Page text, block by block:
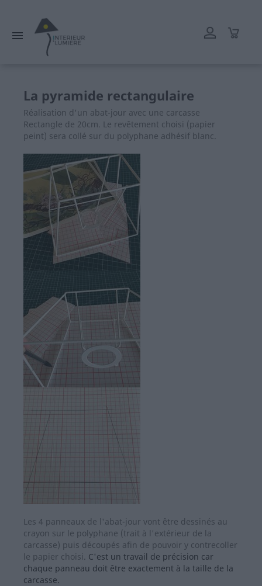
L'atelier reste ouvert tout l'été mais les délais de livraison

La pyramide rectangulaire
Réalisation d'un abat-jour avec une carcasse
Rectangle de 20cm. Le revêtement choisi (papier
peint) sera collé sur du polyphane adhésif blanc.
Les 4 panneaux de l'abat-jour vont être dessinés au
crayon sur le polyphane (trait à l'extérieur de la
carcasse) puis découpés afin de pouvoir y contrecoller
le papier choisi. C'est un travail de précision car
chaque panneau doit être exactement à la taille de la
carcasse.